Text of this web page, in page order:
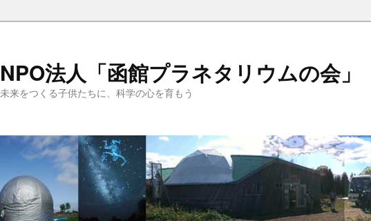
NPO法人「函館プラネタリウムの会」
未来をつくる子供たちに、科学の心を育もう